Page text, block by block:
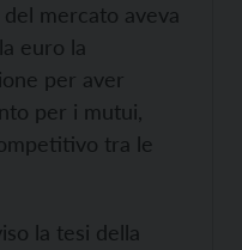
mercato aveva
euro la
per aver
per i mutui,
tra le
la tesi della